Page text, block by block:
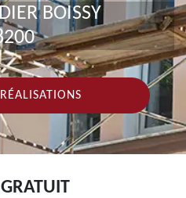
BOISSY